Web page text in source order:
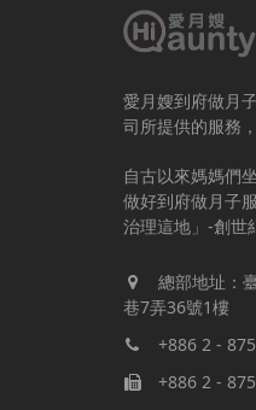
愛月嫂到府做月
司所提供的服務
自古以來媽媽們
做好到府做月子
治理這地」-創世
總部地址：
巷7弄36號1樓
+886 2 -
+886 2 -